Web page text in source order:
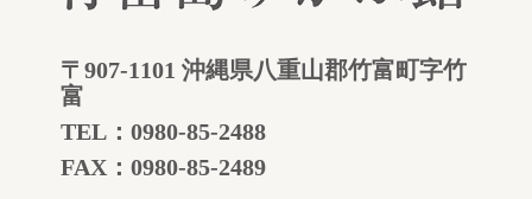
〒907-1101 沖縄県八重山郡竹富町字竹
富
TEL：0980-85-2488
FAX：0980-85-2489